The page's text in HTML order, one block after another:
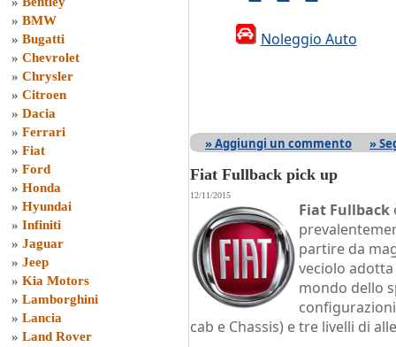
» BMW
» Bugatti
» Chevrolet
» Chrysler
» Citroen
» Dacia
» Ferrari
» Fiat
» Ford
» Honda
» Hyundai
» Infiniti
» Jaguar
» Jeep
» Kia Motors
» Lamborghini
» Lancia
» Land Rover
Noleggio Auto
» Aggiungi un commento »
Fiat Fullback pick up
12/11/2015
Fiat Fullback
partire da
veciolo
mondo dello
cab e Chassis) e tre livelli di